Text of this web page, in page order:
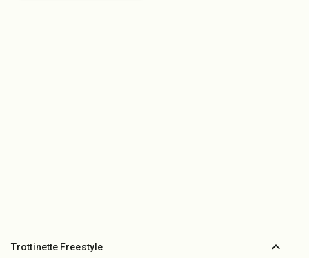
Trottinette Freestyle expand_less